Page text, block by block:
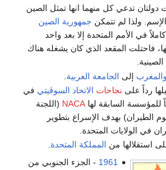
تدعي كل منهما انها تمثل الصين
ولذا لم تتمكن جمهورية الصين
في الأمم المتحدة إلا بعد واحد
فاحتلت المقعد الذي كان يشغله هناك
والمغرب إلى الجامعة العربية
رداً على نجاحات الاتحاد السوڤيتي في
للمؤسسة السابقة لهاNACA (اللجنة
الطيران) بهدف الإسراع بتطوير
في الولايات المتحدة.
استقلالها من المملكة المتحدة.
1961 - الجزء الجنوبي من